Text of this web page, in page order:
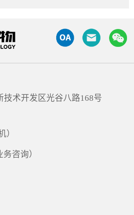
工程优化，9MW5211展现出
在实现高效阻断的同时，显
合风险，确保其对高表达靶
实现深度清除。其独特...
的GLP规范，高质量、高
项目获得FDA许可奠定了扎
生物自有的T Cell Engager
和CD3。其独特设计在于引
效降低了CD3抗体在无肿瘤
性激活T细胞，从而在增强
幅...
动物试验领域所积累的专业
勉励企业继续扎根湖北，秉
，坚定不移地进一步做优做
企业要抢抓当前产业升级的
，加快技术迭代与成果转
质生产力，为全省生物医药
献更大力量。多年来，天勤
非临床安全性评价、药效学
生物分析、分子影像检测等
得国内外众多创新药企的信
个具有行业里程碑意义的品
更是对企业引领产业创新的
技术开发区光谷八路168号
）
咨询）